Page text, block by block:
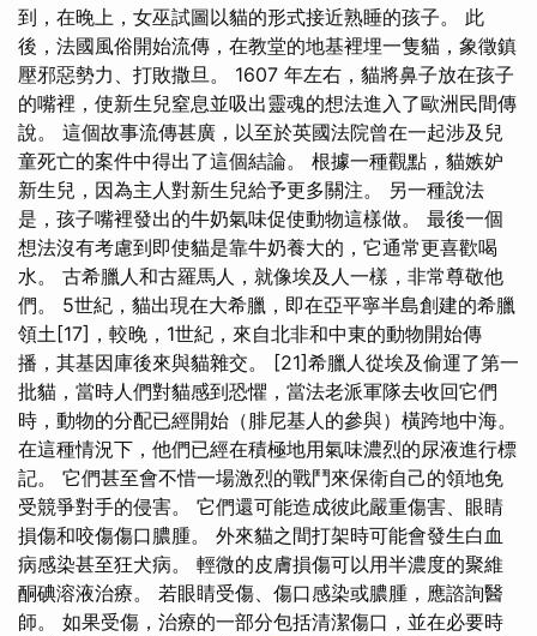
到，在晚上，女巫試圖以貓的形式接近熟睡的孩子。 此
後，法國風俗開始流傳，在教堂的地基裡埋一隻貓，象徵鎮
壓邪惡勢力、打敗撒旦。 1607 年左右，貓將鼻子放在孩子
的嘴裡，使新生兒窒息並吸出靈魂的想法進入了歐洲民間傳
說。 這個故事流傳甚廣，以至於英國法院曾在一起涉及兒
童死亡的案件中得出了這個結論。 根據一種觀點，貓嫉妒
新生兒，因為主人對新生兒給予更多關注。 另一種說法
是，孩子嘴裡發出的牛奶氣味促使動物這樣做。 最後一個
想法沒有考慮到即使貓是靠牛奶養大的，它通常更喜歡喝
水。 古希臘人和古羅馬人，就像埃及人一樣，非常尊敬他
們。 5世紀，貓出現在大希臘，即在亞平寧半島創建的希臘
領土[17]，較晚，1世紀，來自北非和中東的動物開始傳
播，其基因庫後來與貓雜交。 [21]希臘人從埃及偷運了第一
批貓，當時人們對貓感到恐懼，當法老派軍隊去收回它們
時，動物的分配已經開始（腓尼基人的參與）橫跨地中海。
在這種情況下，他們已經在積極地用氣味濃烈的尿液進行標
記。 它們甚至會不惜一場激烈的戰鬥來保衛自己的領地免
受競爭對手的侵害。 它們還可能造成彼此嚴重傷害、眼睛
損傷和咬傷傷口膿腫。 外來貓之間打架時可能會發生白血
病感染甚至狂犬病。 輕微的皮膚損傷可以用半濃度的聚維
酮碘溶液治療。 若眼睛受傷、傷口感染或膿腫，應諮詢醫
師。 如果受傷，治療的一部分包括清潔傷口，並在必要時